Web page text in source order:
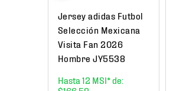
Jersey adidas Futbol
Selección Mexicana
Visita Fan 2026
Hombre JY5538
12